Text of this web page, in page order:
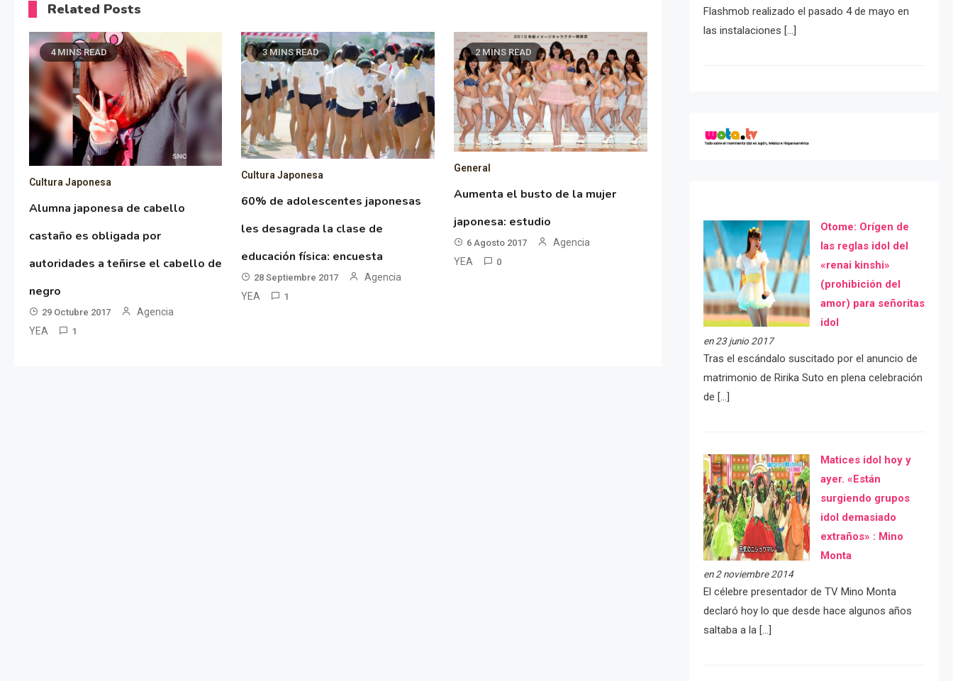
Related Posts
4 MINS READ
Cultura Japonesa
Alumna japonesa de cabello
castaño es obligada por
autoridades a teñirse el cabello de
negro
29 Octubre 2017
Agencia
YEA
1
3 MINS READ
Cultura Japonesa
60% de adolescentes japonesas
les desagrada la clase de
educación física: encuesta
28 Septiembre 2017
Agencia
YEA
1
2 MINS READ
General
Aumenta el busto de la mujer
japonesa: estudio
6 Agosto 2017
Agencia
YEA
0
Flashmob realizado el pasado 4 de mayo en
las instalaciones […]
Otome: Orígen de
las reglas idol del
«renai kinshi»
(prohibición del
amor) para señoritas
idol
en 23 junio 2017
Tras el escándalo suscitado por el anuncio de
matrimonio de Ririka Suto en plena celebración
de […]
Matices idol hoy y
ayer. «Están
surgiendo grupos
idol demasiado
extraños» : Mino
Monta
en 2 noviembre 2014
El célebre presentador de TV Mino Monta
declaró hoy lo que desde hace algunos años
saltaba a la […]